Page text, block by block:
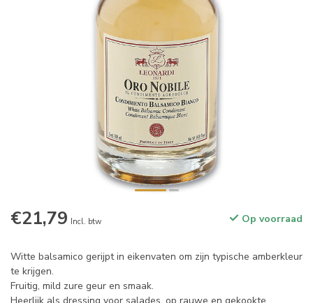
€21,79 Incl. btw Op voorraad
Witte balsamico gerijpt in eikenvaten om zijn typische amberkleur
te krijgen.
Fruitig, mild zure geur en smaak.